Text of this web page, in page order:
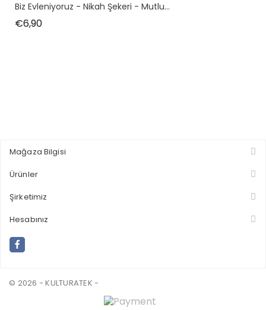
Biz Evleniyoruz - Nikah Şekeri - Mutlu...
€6,90Fiyat
Mağaza Bilgisi
Ürünler
Şirketimiz
Hesabınız
© 2026 - KULTURATEK -